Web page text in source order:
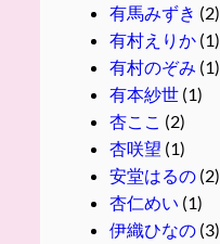
有馬みずき (2)
有村えりか(1)
有村のぞみ (1)
有本紗世(1)
杏ここ (2)
杏咲望 (1)
安堂はるの(2)
杏仁めい (1)
伊織ひなの(3)